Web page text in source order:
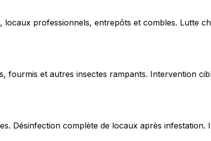
professionnels, entrepôts et combles. Lutte
fourmis et autres insectes rampants. Intervention
Désinfection complète de locaux après